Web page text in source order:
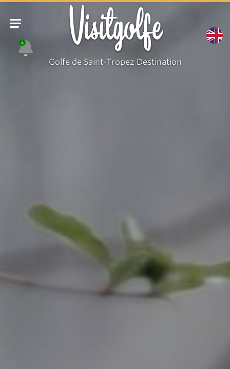
4 Visitgolfe
Golfe de Saint-Tropez Destination
Coiff_Ramatuelle